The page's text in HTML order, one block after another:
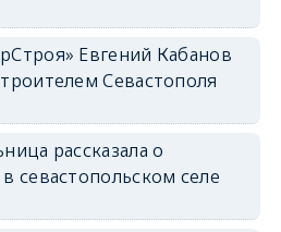
Евгений Кабанов
Севастополя
рассказала о
севастопольском селе